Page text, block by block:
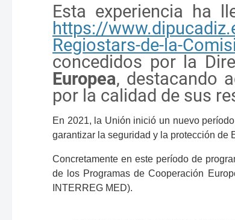
Esta experiencia ha
https://
Regiostars-de-la-
concedidos por la
Europea, destacando
por la calidad de sus
En 2021, la Unión inició un nuevo
garantizar la seguridad y la protección de
Concretamente en este período de
de los Programas de Cooperación
INTERREG MED).